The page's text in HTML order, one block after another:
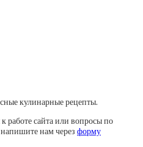
кулинарные рецепты.
работе сайта или вопросы по
нам через форму